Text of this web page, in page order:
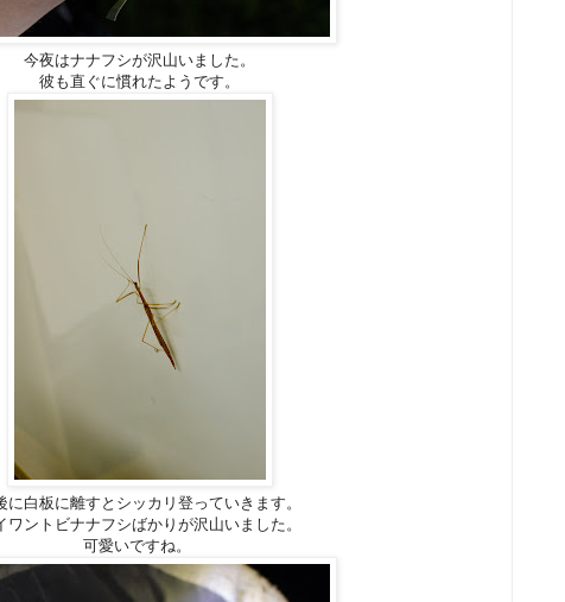
今夜はナナフシが沢山いました。
彼も直ぐに慣れたようです。
に白板に離すとシッカリ登っていきます。
ワントビナナフシばかりが沢山いました。
可愛いですね。